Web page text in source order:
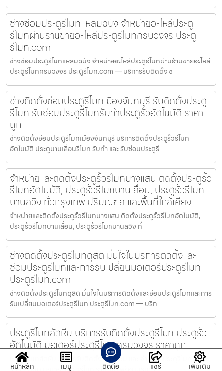
ช่างซ่อมประตูรีโมทแหลมฉบัง จำหน่ายอะไหล่ประตู
รีโมทผ่านร้านขายอะไหล่ประตูรีโมทครบวงจร ประตู
รีโมท.com
ช่างซ่อมประตูรีโมทแหลมฉบัง จำหน่ายอะไหล่ประตูรีโมทผ่านร้านขายอะไหล่
ประตูรีโมทครบวงจร ประตูรีโมท.com — บริการรับติดตั้ง ซ
ช่างติดตั้งซ่อมประตูรีโมทเมืองจันทบุรี รับติดตั้งประตู
รีโมท รับซ่อมประตูรีโมทรับทำประตูรั้วอัตโนมัติ ราคา
ถูก
ช่างติดตั้งซ่อมประตูรีโมทเมืองจันทบุรี บริการติดตั้งประตูรั้วรีโมท
อัตโนมัติ ประตูบานเลื่อนรีโมท รับทำ และ รับซ่อมประตูรี
จำหน่ายและติดตั้งประตูรั้วรีโมทบางแสน ติดตั้งประตูรั้ว
รีโมทอัตโนมัติ, ประตูรั้วรีโมทบานเลื่อน, ประตูรั้วรีโมท
บานสวิง ทั่วกรุงเทพ ปริมณฑล และพื้นที่ใกล้เคียง
จำหน่ายและติดตั้งประตูรั้วรีโมทบางแสน ติดตั้งประตูรั้วรีโมทอัตโนมัติ,
ประตูรั้วรีโมทบานเลื่อน, ประตูรั้วรีโมทบานสวิง ทั่
ช่างติดตั้งประตูรีโมทดุสิต มั่นใจในบริการติดตั้งและ
ซ่อมประตูรีโมทและการรับเปลี่ยนมอเตอร์ประตูรีโมท
ประตูรีโมท.com
ช่างติดตั้งประตูรีโมทดุสิต มั่นใจในบริการติดตั้งและซ่อมประตูรีโมทและการ
รับเปลี่ยนมอเตอร์ประตูรีโมท ประตูรีโมท.com — บริก
ประตูรีโมทสัตหีบ บริการรับติดตั้งประตูรีโมท ประตูรั้ว
อัตโนมัติ มอเตอร์ประตูรีโมท ครบวงจร ราคาถูก
ประตูรีโมทสัตหีบ บริการรับติดตั้ง ซ่อมแซม และ จำหน่ายประตูรีโมท ประตู
หน้าหลัก เมนู ติดต่อ แชร์ เพิ่มเติม